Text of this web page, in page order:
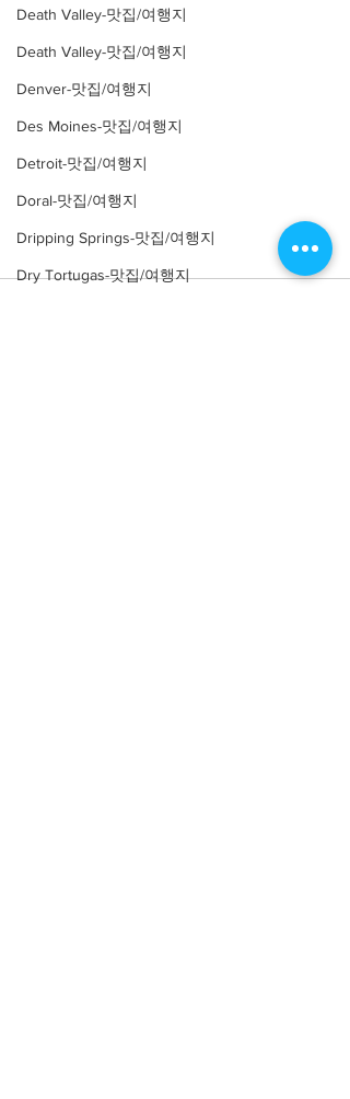
Death Valley-맛집/여행지
Death Valley-맛집/여행지
Denver-맛집/여행지
Des Moines-맛집/여행지
Detroit-맛집/여행지
Doral-맛집/여행지
Dripping Springs-맛집/여행지
Dry Tortugas-맛집/여행지